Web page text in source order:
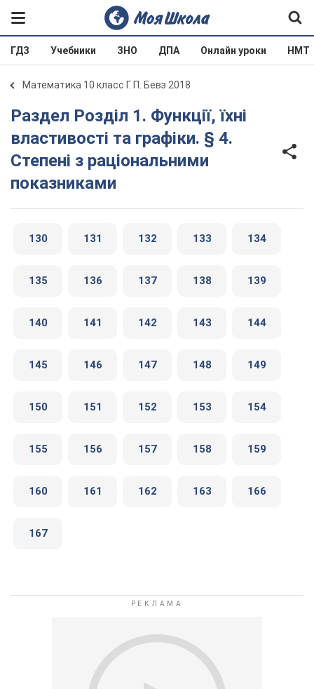
ГДЗ Учебники ЗНО ДПА Онлайн уроки НМТ
Математика 10 класс Г. П. Бевз 2018
Раздел Розділ 1. Функції, їхні
властивості та графіки. § 4.
Степені з раціональними
показниками
130 131 132 133 134
135 136 137 138 139
140 141 142 143 144
145 146 147 148 149
150 151 152 153 154
155 156 157 158 159
160 161 162 163 166
167